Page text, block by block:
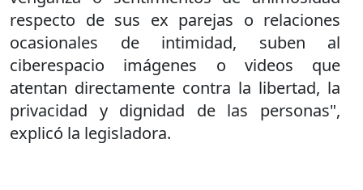
respecto de sus ex parejas o relaciones
ocasionales de intimidad, suben al
ciberespacio imágenes o videos que
atentan directamente contra la libertad, la
privacidad y dignidad de las personas",
explicó la legisladora.